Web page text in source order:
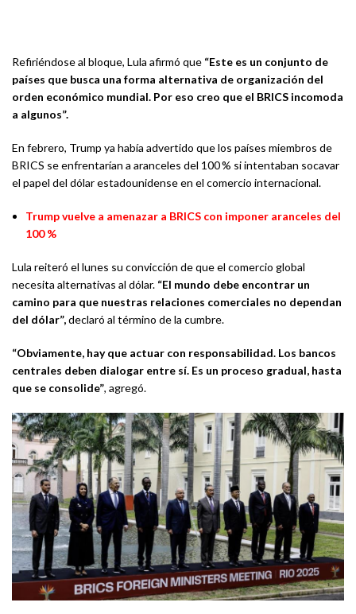
Refiriéndose al bloque, Lula afirmó que “Este es un conjunto de
países que busca una forma alternativa de organización del
orden económico mundial. Por eso creo que el BRICS incomoda
a algunos”.
En febrero, Trump ya había advertido que los países miembros de
BRICS se enfrentarían a aranceles del 100 % si intentaban socavar
el papel del dólar estadounidense en el comercio internacional.
Trump vuelve a amenazar a BRICS con imponer aranceles del
100 %
Lula reiteró el lunes su convicción de que el comercio global
necesita alternativas al dólar. “El mundo debe encontrar un
camino para que nuestras relaciones comerciales no dependan
del dólar”,declaró al término de la cumbre.
“Obviamente, hay que actuar con responsabilidad. Los bancos
centrales deben dialogar entre sí. Es un proceso gradual, hasta
que se consolide”, agregó.